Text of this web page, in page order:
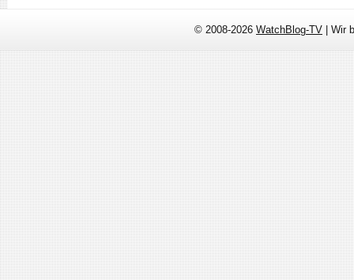
© 2008-2026 WatchBlog-TV | Wir